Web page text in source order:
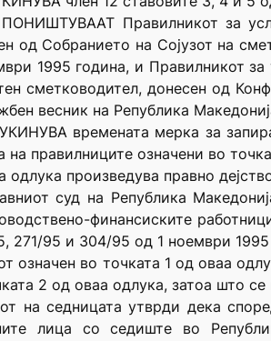
Правилникот за
од Собранието на Сојузот на
1995 година, и Правилникот
сметководител, донесен од
весник на Република
времената мерка за
на правилниците означени во
одлука произведува правно
суд на Република
финансиските
271/95 и 304/95 од 1 ноември 1995
означен во точката 1 од оваа
2 од оваа одлука, затоа што
на седницата утврди дека
лица со седиште во